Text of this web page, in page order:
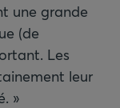
une grande
(de
Les
leur
»